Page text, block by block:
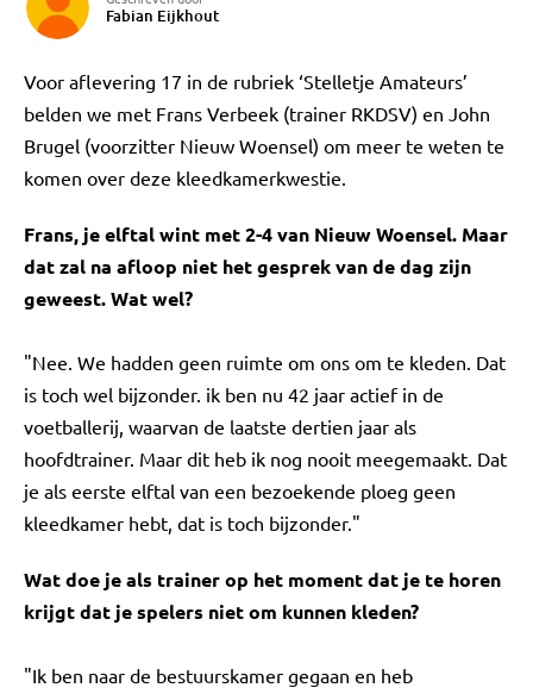
Fabian Eijkhout
Voor aflevering 17 in de rubriek ‘Stelletje Amateurs’
belden we met Frans Verbeek (trainer RKDSV) en John
Brugel (voorzitter Nieuw Woensel) om meer te weten te
komen over deze kleedkamerkwestie.
Frans, je elftal wint met 2-4 van Nieuw Woensel. Maar
dat zal na afloop niet het gesprek van de dag zijn
geweest. Wat wel?
"Nee. We hadden geen ruimte om ons om te kleden. Dat
is toch wel bijzonder. ik ben nu 42 jaar actief in de
voetballerij, waarvan de laatste dertien jaar als
hoofdtrainer. Maar dit heb ik nog nooit meegemaakt. Dat
je als eerste elftal van een bezoekende ploeg geen
kleedkamer hebt, dat is toch bijzonder."
Wat doe je als trainer op het moment dat je te horen
krijgt dat je spelers niet om kunnen kleden?
"Ik ben naar de bestuurskamer gegaan en heb